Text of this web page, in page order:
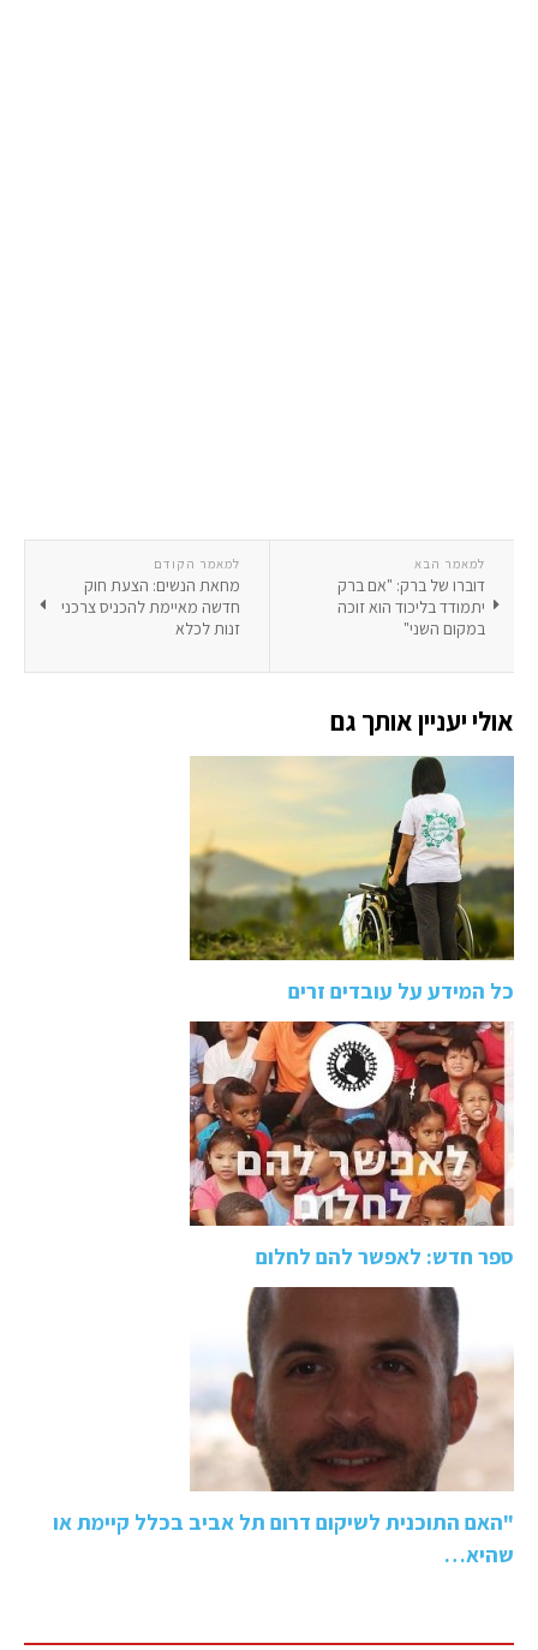
למאמר הקודם
מחאת הנשים: הצעת חוק
חדשה מאיימת להכניס צרכני
זנות לכלא
למאמר הבא
דוברו של ברק: "אם ברק
יתמודד בליכוד הוא זוכה
במקום השני"
אולי יעניין אותך גם
כל המידע על עובדים זרים
ספר חדש: לאפשר להם לחלום
"האם התוכנית לשיקום דרום תל אביב בכלל קיימת או
שהיא…